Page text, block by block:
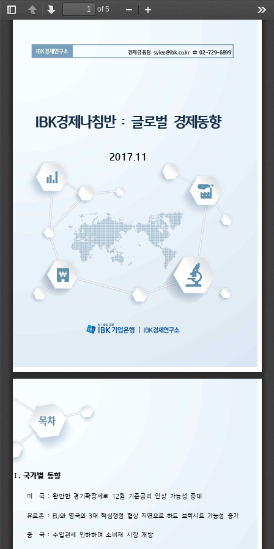
TogglePreviousNext
of 5
Zoom
IBK 경제나침반  :  글로벌  경제동향
2017.11
경제금융팀  sylee@ibk.co.kr  ☎  02-729-6899
. 국가별  동향
미  
국  :  완만한  경기확장세로  12월  기준금리  인상  가능성  증대
유로존  :  EU와  영국의  3대  핵심쟁점  협상  지연으로  하드  브렉시트  가능성  증가
중  
국  :  수입관세  인하하며  소비재  시장  개방